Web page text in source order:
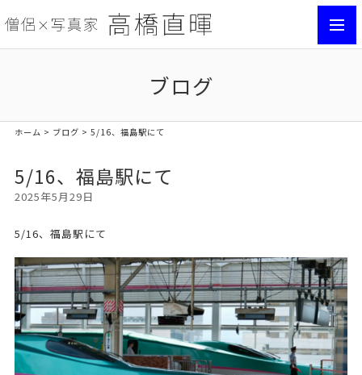
ブログ
ホーム > ブログ > 5/16、福島駅にて
5/16、福島駅にて
2025年5月29日
5/16、福島駅にて